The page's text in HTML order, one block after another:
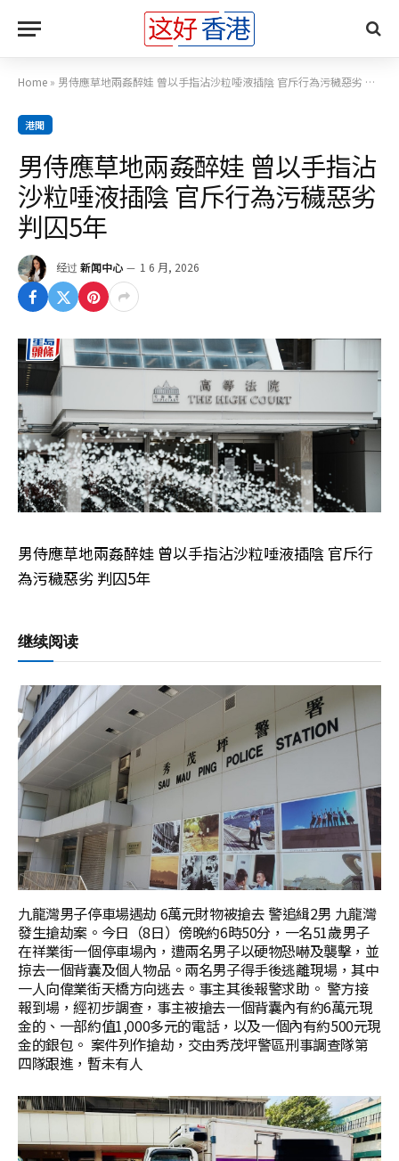
Home » 男侍應草地兩姦醉娃 曾以手指沾沙粒唾液插陰 官斥行為污穢惡劣 判囚5年
港聞
男侍應草地兩姦醉娃 曾以手指沾
沙粒唾液插陰 官斥行為污穢惡劣
判囚5年
经过 新闻中心 1 6 月, 2026
男侍應草地兩姦醉娃 曾以手指沾沙粒唾液插陰 官斥行
為污穢惡劣 判囚5年
继续阅读
九龍灣男子停車場遇劫 6萬元財物被搶去 警追緝2男 九龍灣
發生搶劫案。今日（8日）傍晚約6時50分，一名51歲男子
在祥業街一個停車場內，遭兩名男子以硬物恐嚇及襲擊，並
掠去一個背囊及個人物品。兩名男子得手後逃離現場，其中
一人向偉業街天橋方向逃去。事主其後報警求助。 警方接
報到場，經初步調查，事主被搶去一個背囊內有約6萬元現
金的、一部約值1,000多元的電話，以及一個內有約500元現
金的銀包。 案件列作搶劫，交由秀茂坪警區刑事調查隊第
四隊跟進，暫未有人